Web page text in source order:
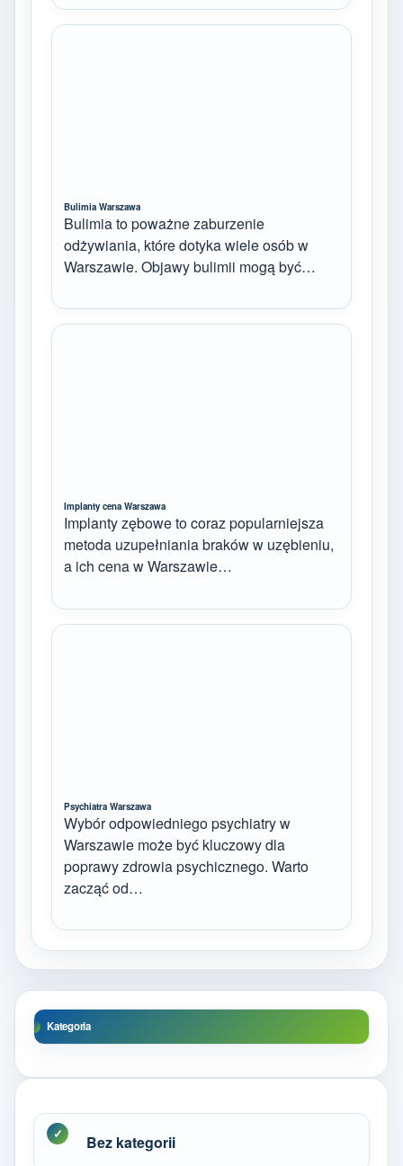
Bulimia Warszawa
Bulimia to poważne zaburzenie
odżywiania, które dotyka wiele osób w
Warszawie. Objawy bulimii mogą być…
Implanty cena Warszawa
Implanty zębowe to coraz popularniejsza
metoda uzupełniania braków w uzębieniu,
a ich cena w Warszawie…
Psychiatra Warszawa
Wybór odpowiedniego psychiatry w
Warszawie może być kluczowy dla
poprawy zdrowia psychicznego. Warto
zacząć od…
Kategoria
Bez kategorii